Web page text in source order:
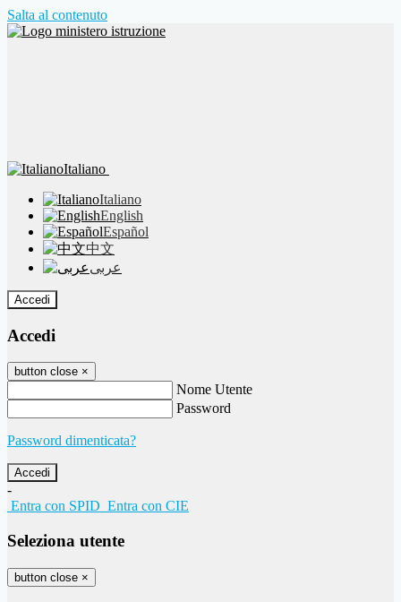
Salta al contenuto
Italiano
Italiano
English
Español
中文
عربى
Accedi
Accedi
button close ×
Nome Utente
Password
Password dimenticata?
-
Entra con SPID Entra con CIE
Seleziona utente
button close ×